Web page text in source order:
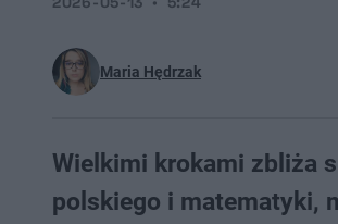
Maria Hędrzak
Wielkimi krokami zbliża
polskiego i matematyki,